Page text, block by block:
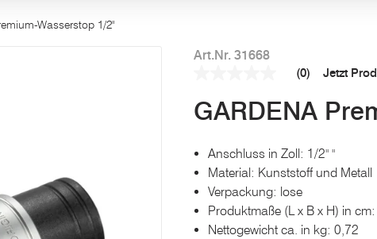
Wasserstop 1/2"
Art.Nr. 31668
Link
auf
(0) Jetzt
GARDENA
Anschluss in Zoll: 1/2" "
Material: Kunststoff und Metall
Verpackung: lose
Produktmaße (L x B x H) in
Nettogewicht ca. in kg: 0,72